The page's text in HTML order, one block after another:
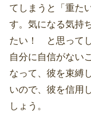
てしまうと「重た
す。気になる気持
たい！ と思って
自分に自信がない
なって、彼を束縛
いので、彼を信用
しょう。